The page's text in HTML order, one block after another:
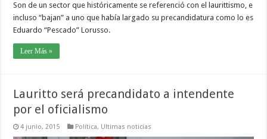
Son de un sector que históricamente se referenció con el laurittismo, e
incluso “bajan” a uno que había largado su precandidatura como lo es
Eduardo “Pescado” Lorusso.
Leer Más »
Lauritto será precandidato a intendente
por el oficialismo
4 junio, 2015 Política, Ultimas noticias